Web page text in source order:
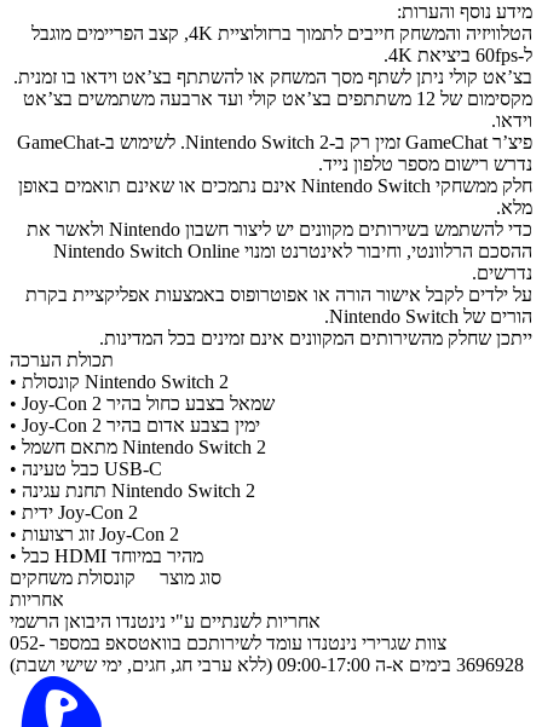
מידע נוסף והערות:
הטלוויזיה והמשחק חייבים לתמוך ברזולוציית 4K, קצב הפריימים מוגבל
ל-60fps ביציאת 4K.
בצ’אט קולי ניתן לשתף מסך המשחק או להשתתף בצ’אט וידאו בו זמנית.
מקסימום של 12 משתתפים בצ’אט קולי ועד ארבעה משתמשים בצ’אט
וידאו.
פיצ’ר GameChat זמין רק ב-Nintendo Switch 2. לשימוש ב-GameChat
נדרש רישום מספר טלפון נייד.
חלק ממשחקי Nintendo Switch אינם נתמכים או שאינם תואמים באופן
מלא.
כדי להשתמש בשירותים מקוונים יש ליצור חשבון Nintendo ולאשר את
ההסכם הרלוונטי, וחיבור לאינטרנט ומנוי Nintendo Switch Online
נדרשים.
על ילדים לקבל אישור הורה או אפוטרופוס באמצעות אפליקציית בקרת
הורים של Nintendo Switch.
ייתכן שחלק מהשירותים המקוונים אינם זמינים בכל המדינות.
תכולת הערכה
• קונסולת Nintendo Switch 2
• Joy-Con 2 שמאל בצבע כחול בהיר
• Joy-Con 2 ימין בצבע אדום בהיר
• מתאם חשמל Nintendo Switch 2
• כבל טעינה USB-C
• תחנת עגינה Nintendo Switch 2
• ידית Joy-Con 2
• זוג רצועות Joy-Con 2
• כבל HDMI מהיר במיוחד
סוג מוצר קונסולת משחקים
אחריות
​צוות שגרירי נינטנדו עומד לשירותכם בוואטסאפ במספר 052-
3696928 בימים א-ה 09:00-17:00 (ללא ערבי חג, חגים, ימי שישי ושבת)